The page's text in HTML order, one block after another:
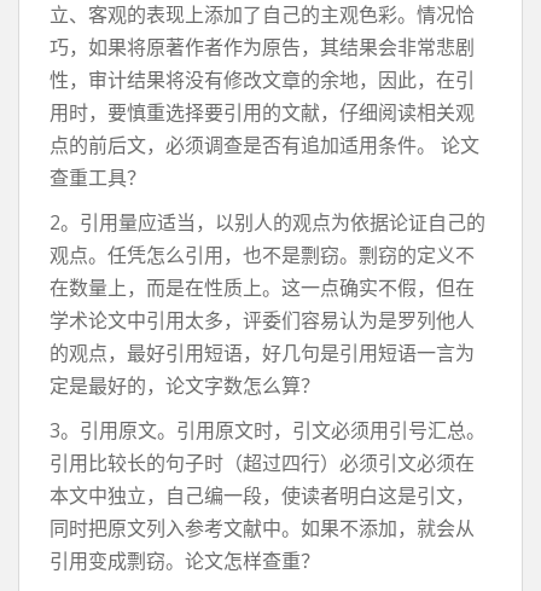
立、客观的表现上添加了自己的主观色彩。情况恰
巧，如果将原著作者作为原告，其结果会非常悲剧
性，审计结果将没有修改文章的余地，因此，在引
用时，要慎重选择要引用的文献，仔细阅读相关观
点的前后文，必须调查是否有追加适用条件。 论文
查重工具？
2。引用量应适当，以别人的观点为依据论证自己的
观点。任凭怎么引用，也不是剽窃。剽窃的定义不
在数量上，而是在性质上。这一点确实不假，但在
学术论文中引用太多，评委们容易认为是罗列他人
的观点，最好引用短语，好几句是引用短语一言为
定是最好的，论文字数怎么算？
3。引用原文。引用原文时，引文必须用引号汇总。
引用比较长的句子时（超过四行）必须引文必须在
本文中独立，自己编一段，使读者明白这是引文，
同时把原文列入参考文献中。如果不添加，就会从
引用变成剽窃。论文怎样查重？